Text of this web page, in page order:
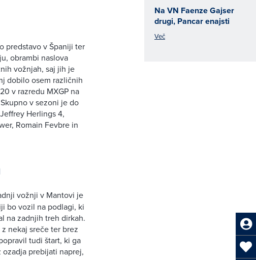
predstavo v Španiji ter
obrambi naslova
vožnjah, saj jih je
dobilo osem različnih
v razredu MXGP na
v sezoni je do
Herlings 4,
Romain Fevbre in
vožnji v Mantovi je
bo vozil na podlagi, ki
na zadnjih treh dirkah.
nekaj sreče ter brez
tudi štart, ki ga
prebijati naprej,
Na VN Faenze Gajser
drugi, Pancar enajsti
Več